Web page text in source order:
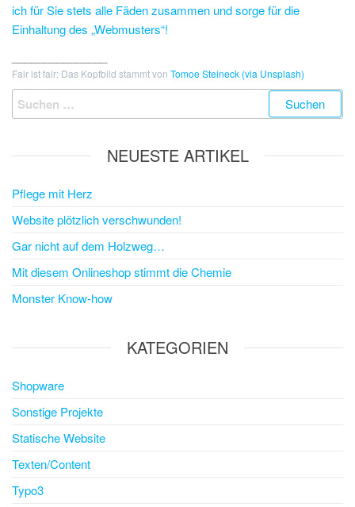
ich für Sie stets alle Fäden zusammen und sorge für die
Einhaltung des „Webmusters“!
Fair ist fair: Das Kopfbild stammt von Tomoe Steineck (via Unsplash)
Suchen
nach:
NEUESTE ARTIKEL
Pflege mit Herz
Website plötzlich verschwunden!
Gar nicht auf dem Holzweg…
Mit diesem Onlineshop stimmt die Chemie
Monster Know-how
KATEGORIEN
Shopware
Sonstige Projekte
Statische Website
Texten/Content
Typo3